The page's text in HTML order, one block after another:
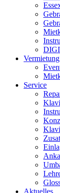
Vermietung
Service
Aktuelles